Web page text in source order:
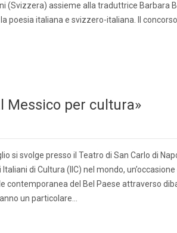
(Svizzera) assieme alla traduttrice Barbara
poesia italiana e svizzero-italiana. Il
Messico per cultura»
si svolge presso il Teatro di San Carlo di
di Cultura (IIC) nel mondo,
contemporanea del Bel Paese attraverso
un particolare…